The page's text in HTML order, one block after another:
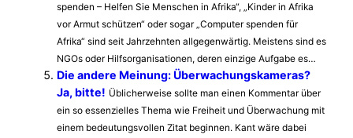
spenden – Helfen Sie Menschen in Afrika“, „Kinder in Afrika
vor Armut schützen“ oder sogar „Computer spenden für
Afrika“ sind seit Jahrzehnten allgegenwärtig. Meistens sind es
NGOs oder Hilfsorganisationen, deren einzige Aufgabe es…
Die andere Meinung: Überwachungskameras?
Ja, bitte! Üblicherweise sollte man einen Kommentar über
ein so essenzielles Thema wie Freiheit und Überwachung mit
einem bedeutungsvollen Zitat beginnen. Kant wäre dabei